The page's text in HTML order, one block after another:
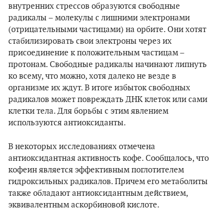
внутренних стрессов образуются свободные
радикалы – молекулы с лишними электронами
(отрицательными частицами) на орбите. Они хотят
стабилизировать свои электроны через их
присоединение к положительным частицам –
протонам. Свободные радикалы начинают липнуть
ко всему, что можно, хотя далеко не везде в
организме их ждут. В итоге избыток свободных
радикалов может повреждать ДНК клеток или сами
клетки тела. Для борьбы с этим явлением
используются антиоксиданты.
В некоторых исследованиях отмечена
антиоксидантная активность кофе. Сообщалось, что
кофеин является эффективным поглотителем
гидроксильных радикалов. Причем его метаболиты
также обладают антиоксидантным действием,
эквивалентным аскорбиновой кислоте.